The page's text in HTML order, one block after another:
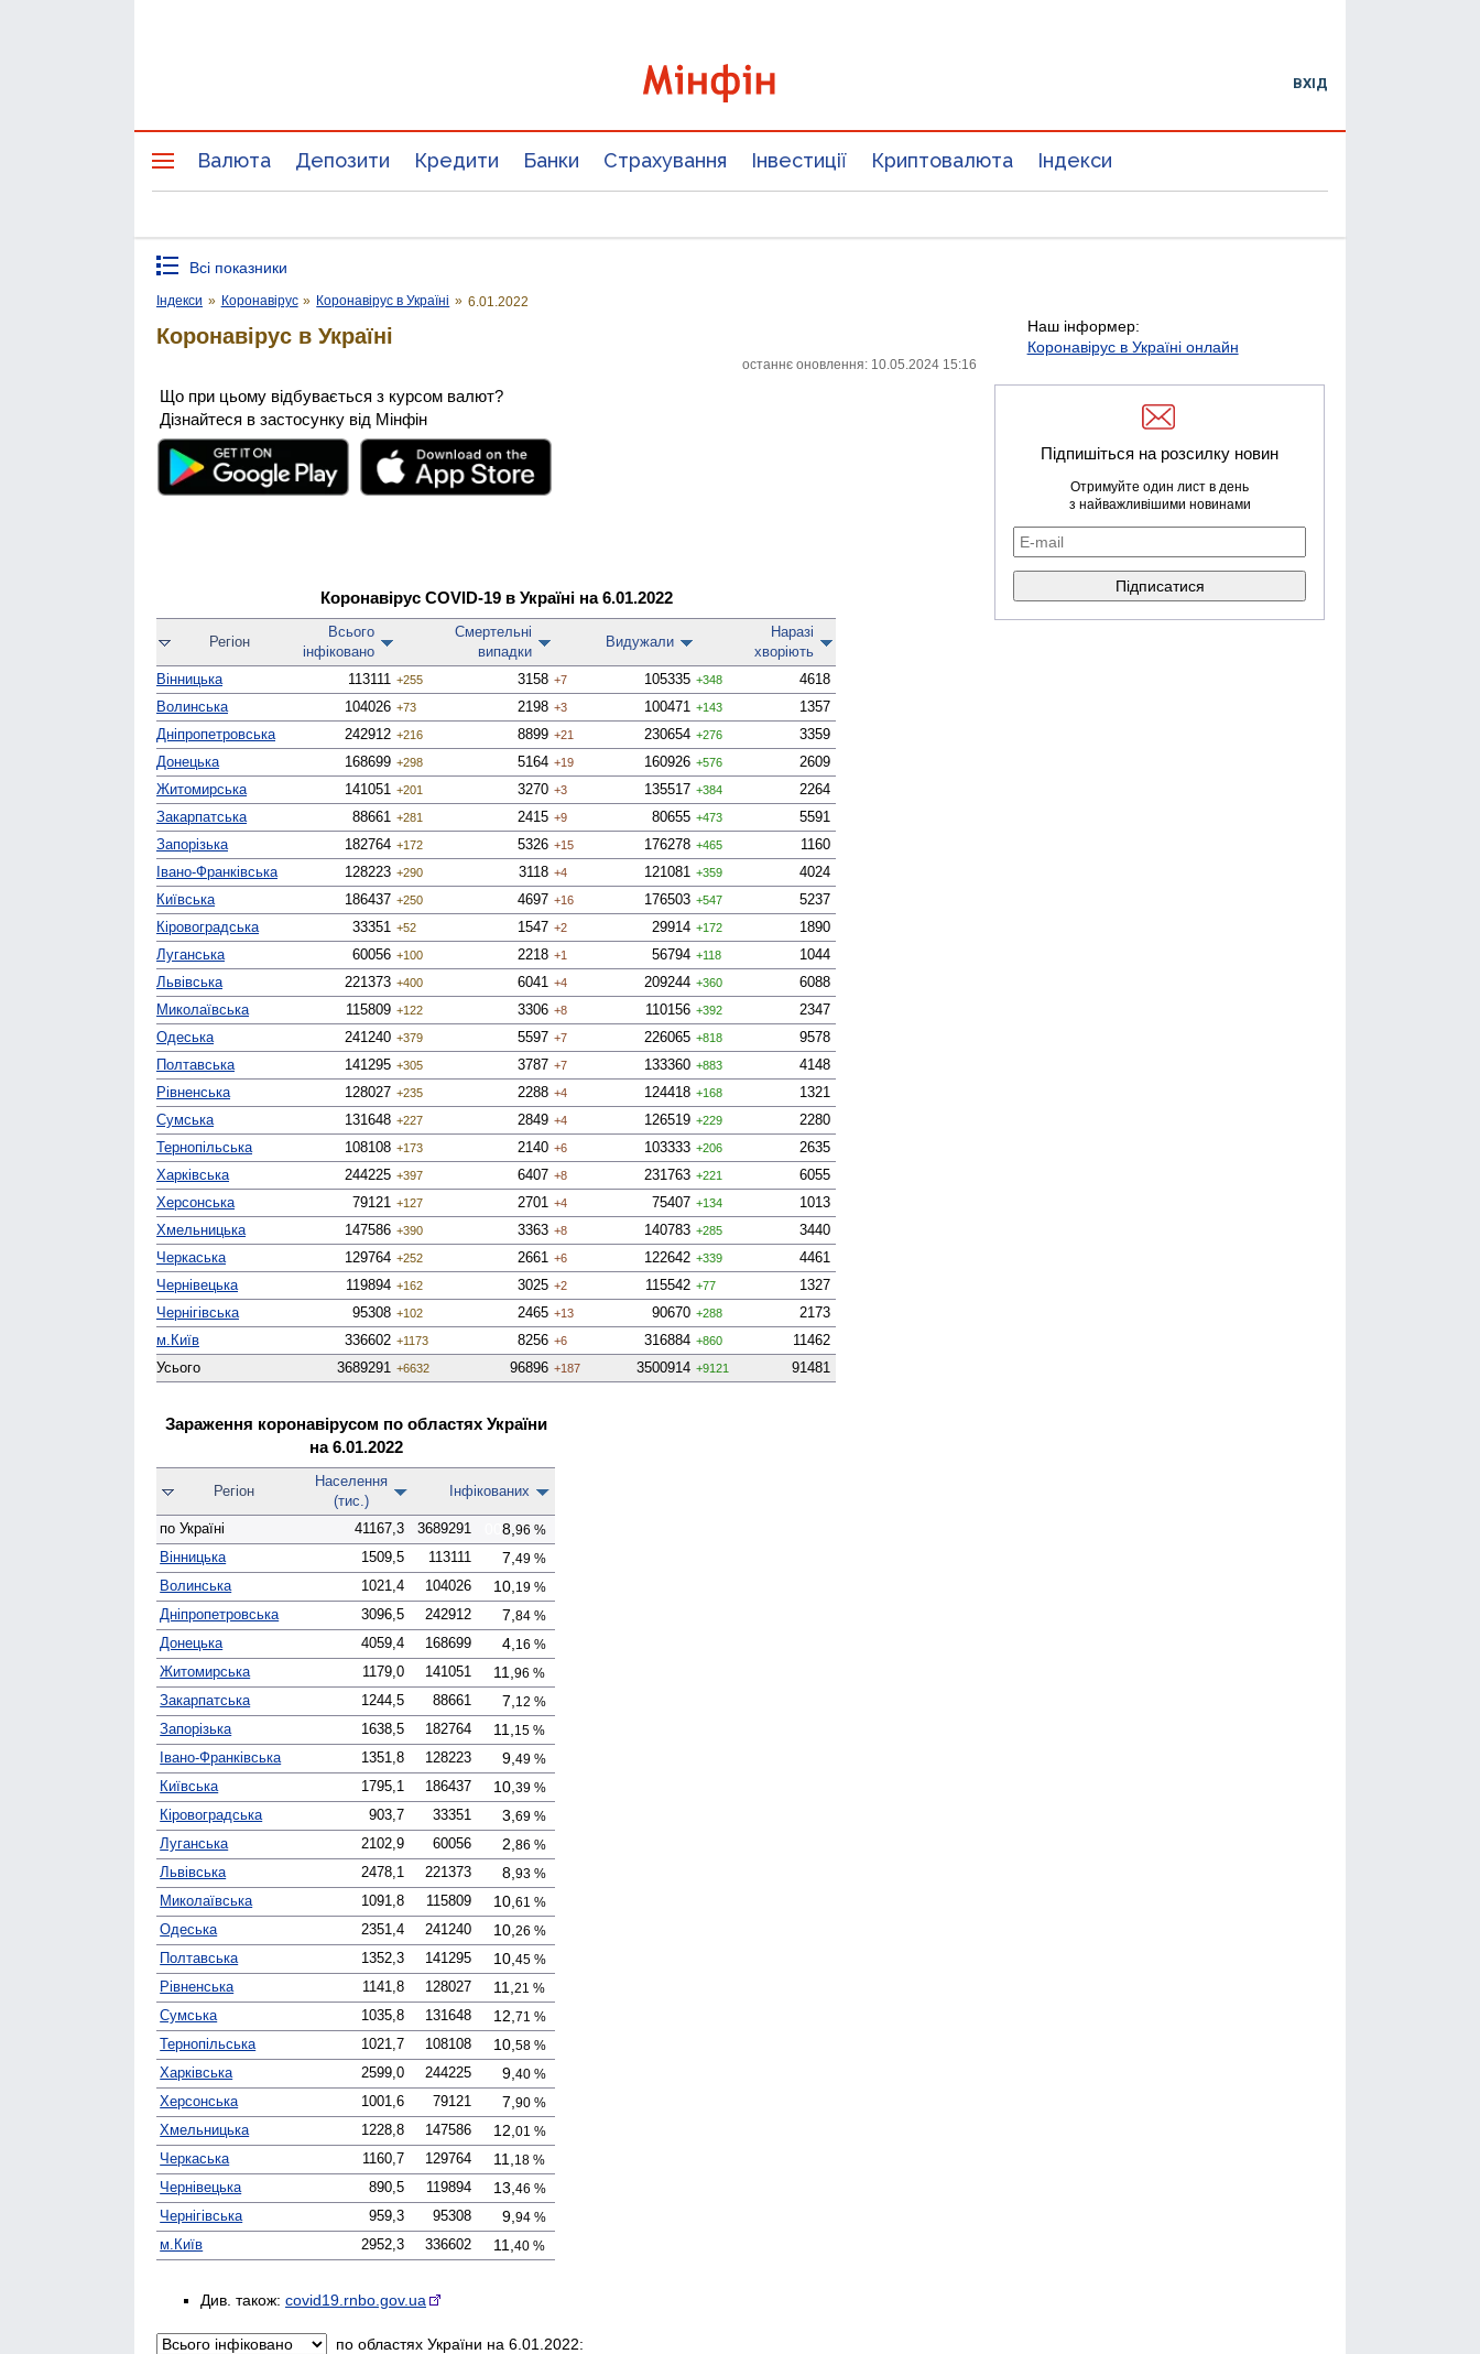
ВХІД
Валюта Депозити Кредити Банки Страхування Інвестиції Криптовалюта Індекси
Всі показники
Індекси » Коронавірус » Коронавірус в Україні » 6.01.2022
Коронавірус в Україні
останнє оновлення: 10.05.2024 15:16
Що при цьому відбувається з курсом валют?
Дізнайтеся в застосунку від Мінфін
Коронавірус COVID-19 в Україні на 6.01.2022
Регіон
Всього
інфі­ковано
Смер­тельні
випадки
Виду­жали
Наразі
хворіють
Вінницька
113111 +255 3158 +7 105335 +348
4618
Волинська
104026 +73 2198 +3 100471 +143
1357
Дніпро­петровська
242912 +216 8899 +21 230654 +276
3359
Донецька
168699 +298 5164 +19 160926 +576
2609
Житомирська
141051 +201 3270 +3 135517 +384
2264
Закарпатська
88661 +281 2415 +9 80655 +473
5591
Запорізька
182764 +172 5326 +15 176278 +465
1160
Івано-Франківська
128223 +290 3118 +4 121081 +359
4024
Київська
186437 +250 4697 +16 176503 +547
5237
Кірово­градська
33351 +52 1547 +2 29914 +172
1890
Луганська
60056 +100 2218 +1 56794 +118
1044
Львівська
221373 +400 6041 +4 209244 +360
6088
Миколаївська
115809 +122 3306 +8 110156 +392
2347
Одеська
241240 +379 5597 +7 226065 +818
9578
Полтавська
141295 +305 3787 +7 133360 +883
4148
Рівненська
128027 +235 2288 +4 124418 +168
1321
Сумська
131648 +227 2849 +4 126519 +229
2280
Тернопільська
108108 +173 2140 +6 103333 +206
2635
Харківська
244225 +397 6407 +8 231763 +221
6055
Херсонська
79121 +127 2701 +4 75407 +134
1013
Хмельницька
147586 +390 3363 +8 140783 +285
3440
Черкаська
129764 +252 2661 +6 122642 +339
4461
Чернівецька
119894 +162 3025 +2 115542 +77
1327
Чернігівська
95308 +102 2465 +13 90670 +288
2173
м.Київ
336602 +1173 8256 +6 316884 +860
11462
Усього
3689291 +6632 96896 +187 3500914 +9121 91481
Зараження коронавірусом по областях України
на 6.01.2022
Регіон
Населення
(тис.)
Інфіко­ваних
по Україні 41167,3 3689291 8, 96 %
Вінницька 1509,5 113111 7, 49 %
Волинська 1021,4 104026 10, 19 %
Дніпро­петровська 3096,5 242912 7, 84 %
Донецька 4059,4 168699 4, 16 %
Житомирська 1179,0 141051 11,96 %
Закарпатська 1244,5 88661 7, 12 %
Запорізька 1638,5 182764 11, 15 %
Івано-Франківська 1351,8 128223 9, 49 %
Київська 1795,1 186437 10, 39 %
Кірово­градська 903,7 33351 3, 69 %
Луганська 2102,9 60056 2, 86 %
Львівська 2478,1 221373 8, 93 %
Миколаївська 1091,8 115809 10, 61 %
Одеська 2351,4 241240 10, 26 %
Полтавська 1352,3 141295 10, 45 %
Рівненська 1141,8 128027 11,21 %
Сумська 1035,8 131648 12, 71 %
Тернопільська 1021,7 108108 10, 58 %
Харківська 2599,0 244225 9, 40 %
Херсонська 1001,6 79121 7, 90 %
Хмельницька 1228,8 147586 12, 01 %
Черкаська 1160,7 129764 11, 18 %
Чернівецька 890,5 119894 13, 46 %
Чернігівська 959,3 95308 9, 94 %
м.Київ 2952,3 336602 11,40 %
Див. також: covid19.rnbo.gov.ua
по областях України на 6.01.2022:
Наш інформер:
Коронавірус в Україні онлайн
Підпишіться на розсилку новин
Отримуйте один лист в день
з найважливішими новинами